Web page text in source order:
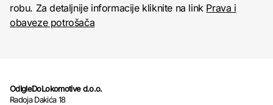
robu. Za detaljnije informacije kliknite na link Prava i
obaveze potrošača
OdIgleDoLokomotive d.o.o.
Radoja Dakića 18